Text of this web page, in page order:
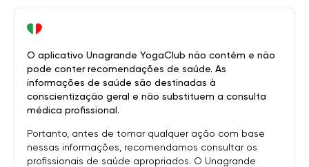
O aplicativo Unagrande YogaClub não contém e não
pode conter recomendações de saúde. As
informações de saúde são destinadas à
conscientização geral e não substituem a consulta
médica profissional.
Portanto, antes de tomar qualquer ação com base
nessas informações, recomendamos consultar os
profissionais de saúde apropriados. O Unagrande